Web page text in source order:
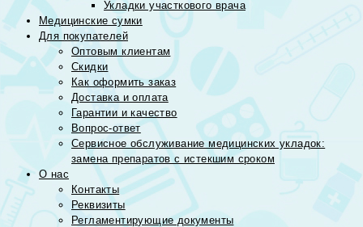
Укладки участкового врача
Медицинские сумки
Для покупателей
Оптовым клиентам
Скидки
Как оформить заказ
Доставка и оплата
Гарантии и качество
Вопрос-ответ
Сервисное обслуживание медицинских укладок:
замена препаратов с истекшим сроком
О нас
Контакты
Реквизиты
Регламентирующие документы